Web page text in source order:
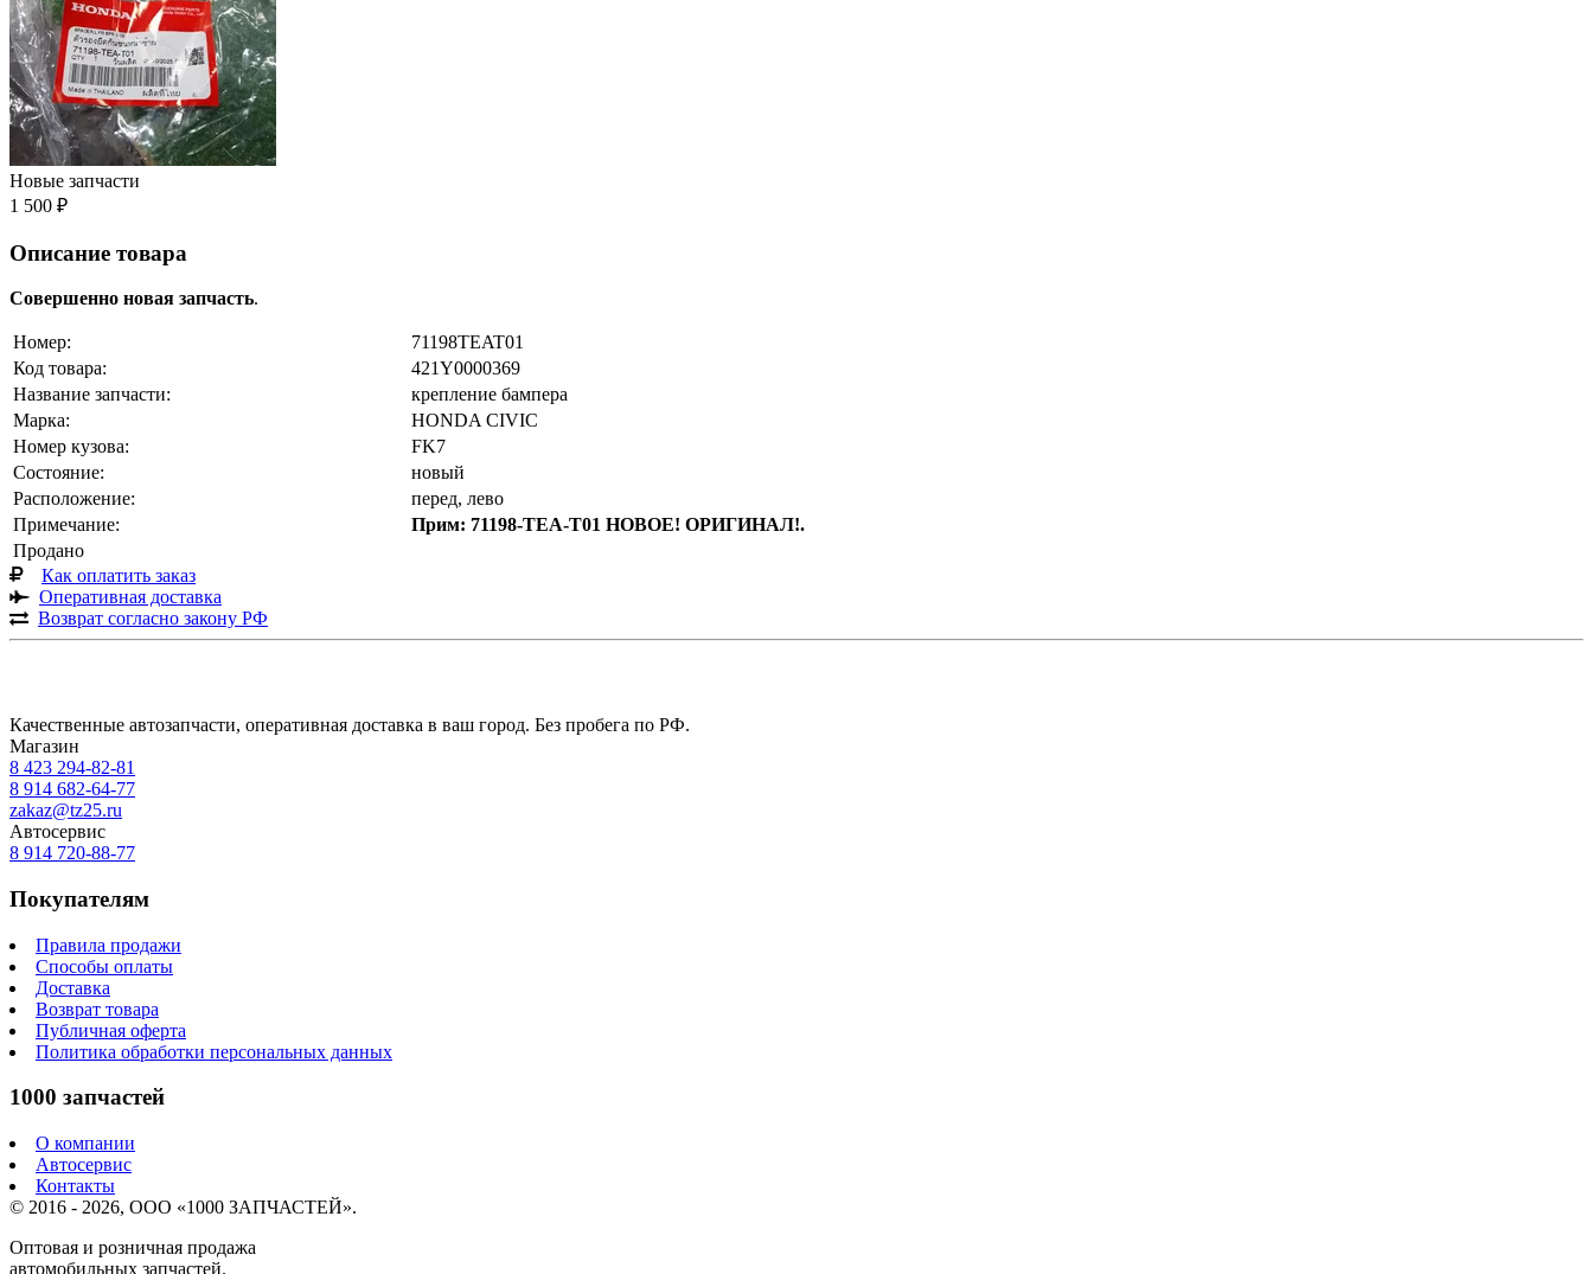
Новые запчасти
1 500 ₽
Описание товара
Совершенно новая запчасть.
Номер:
71198TEAT01
Код товара:
421Y0000369
Название запчасти:
крепление бампера
Марка:
HONDA CIVIC
Номер кузова:
FK7
Состояние:
новый
Расположение:
перед, лево
Примечание:
Прим: 71198-TEA-T01 НОВОЕ! ОРИГИНАЛ!.
Продано
Как оплатить заказ
Оперативная доставка
Возврат согласно закону РФ
Качественные автозапчасти, оперативная доставка в ваш город. Без пробега по РФ.
Магазин
8 423 294-82-81
8 914 682-64-77
zakaz@tz25.ru
Автосервис
8 914 720-88-77
Покупателям
Правила продажи
Способы оплаты
Доставка
Возврат товара
Публичная оферта
Политика обработки персональных данных
1000 запчастей
О компании
Автосервис
Контакты
© 2016 - 2026, ООО «1000 ЗАПЧАСТЕЙ».
Оптовая и розничная продажа
автомобильных запчастей.